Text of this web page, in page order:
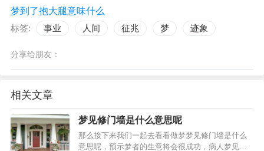
梦到了抱大腿意味什么
标签:
事业 人间 征兆 梦 迹象
分享给朋友：
相关文章
梦见修门墙是什么意思呢
那么接下来我们一起去看看做梦梦见修门墙是什么
意思呢，预示梦者的生意将会很成功，病人梦见装